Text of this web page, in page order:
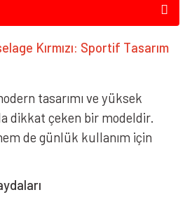
Kırmızı: Sportif Tasarım
tasarımı ve yüksek
dikkat çeken bir modeldir.
de günlük kullanım için